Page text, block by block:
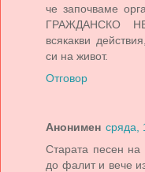
че започваме
ГРАЖДАНСКО
всякакви
си на живот.
Отговор
Анонимен сряда,
Старата песен
до фалит и вече